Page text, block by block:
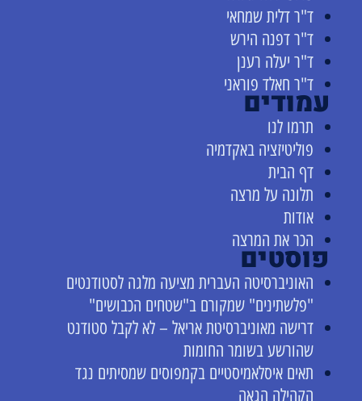
ד"ר דלית שמחאי
ד"ר דפנה הירש
ד"ר יעלה רענן
ד"ר חאלד פוראני
עמודים
תרמו לנו
פוליטיזציה באקדמיה
דף הבית
תלונה על מרצה
אודות
הכר את המרצה
פוסטים
האוניברסיטה העברית מציעה מלגה לסטודנטים
"פלשתינים" שמקורם ב"שטחים הכבושים"
דרישה מאוניברסיטת אריאל – לא לקבל סטודנט
שהורשע בשומר החומות
תאים איסלאמיסטיים בקמפוסים שמסיתים נגד
הקהילה הגאה